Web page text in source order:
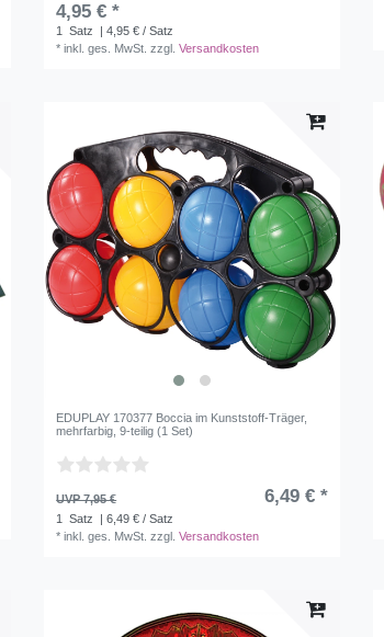
4,95 € *
1 Satz
| 4,95 € / Satz
*inkl. ges. MwSt. zzgl.Versandkosten
EDUPLAY 170377 Boccia im Kunststoff-Träger,
mehrfarbig, 9-teilig (1 Set)
UVP 7,95 € 6,49 € *
1 Satz
| 6,49 € / Satz
*inkl. ges. MwSt. zzgl.Versandkosten